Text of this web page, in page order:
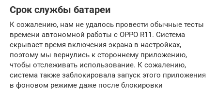
Срок службы батареи
К сожалению, нам не удалось провести обычные тесты
времени автономной работы с OPPO R11. Система
скрывает время включения экрана в настройках,
поэтому мы вернулись к стороннему приложению,
чтобы отслеживать использование. К сожалению,
система также заблокировала запуск этого приложения
в фоновом режиме даже после блокировки